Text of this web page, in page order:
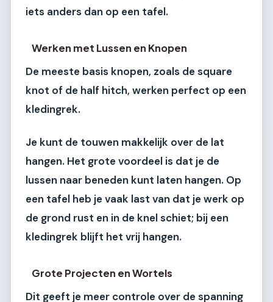
iets anders dan op een tafel.
Werken met Lussen en Knopen
De meeste basis knopen, zoals de square
knot of de half hitch, werken perfect op een
kledingrek.
Je kunt de touwen makkelijk over de lat
hangen. Het grote voordeel is dat je de
lussen naar beneden kunt laten hangen. Op
een tafel heb je vaak last van dat je werk op
de grond rust en in de knel schiet; bij een
kledingrek blijft het vrij hangen.
Grote Projecten en Wortels
Dit geeft je meer controle over de spanning